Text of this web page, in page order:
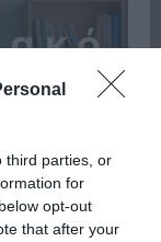
third parties, or
for
opt-out
that after your